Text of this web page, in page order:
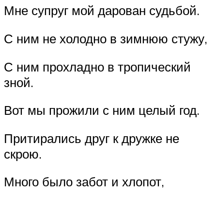
Мне супруг мой дарован судьбой.
С ним не холодно в зимнюю стужу,
С ним прохладно в тропический
зной.
Вот мы прожили с ним целый год.
Притирались друг к дружке не
скрою.
Много было забот и хлопот,